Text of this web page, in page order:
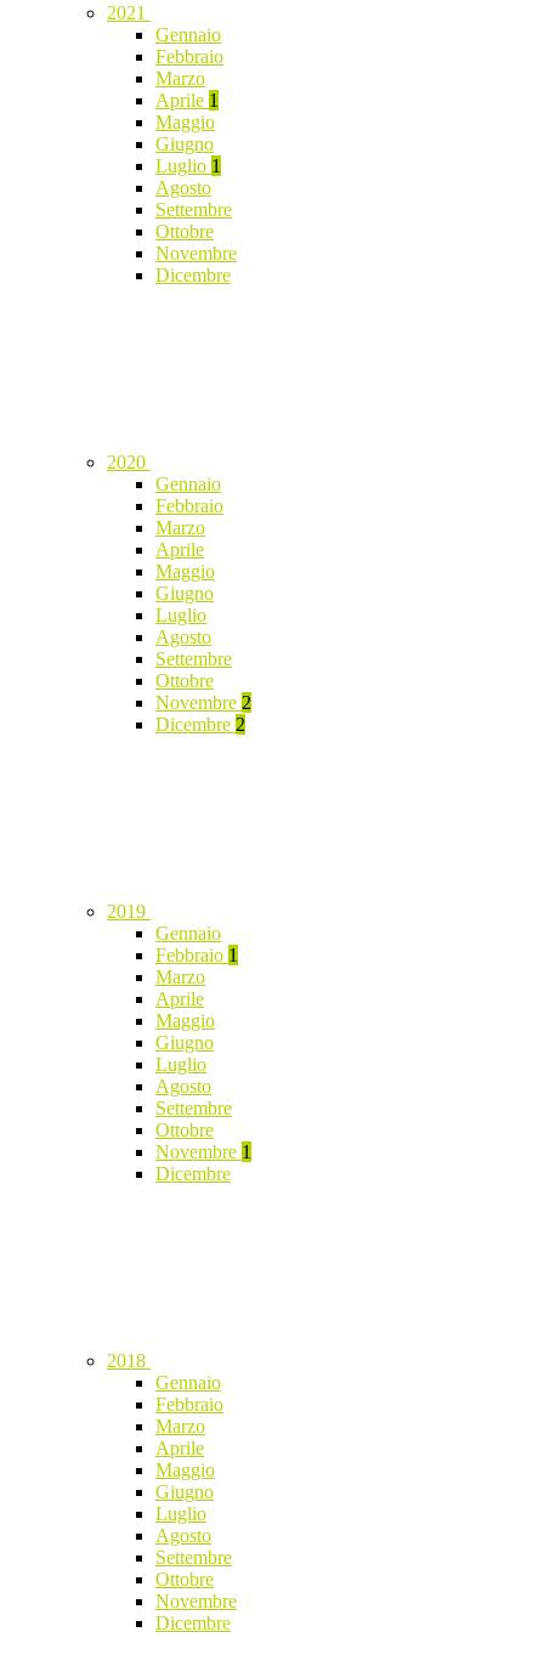
2021
Gennaio
Febbraio
Marzo
Aprile 1
Maggio
Giugno
Luglio 1
Agosto
Settembre
Ottobre
Novembre
Dicembre
2020
Gennaio
Febbraio
Marzo
Aprile
Maggio
Giugno
Luglio
Agosto
Settembre
Ottobre
Novembre 2
Dicembre 2
2019
Gennaio
Febbraio 1
Marzo
Aprile
Maggio
Giugno
Luglio
Agosto
Settembre
Ottobre
Novembre 1
Dicembre
2018
Gennaio
Febbraio
Marzo
Aprile
Maggio
Giugno
Luglio
Agosto
Settembre
Ottobre
Novembre
Dicembre